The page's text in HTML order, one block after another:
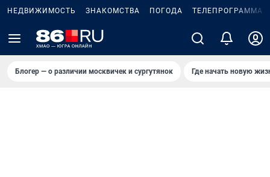
НЕДВИЖИМОСТЬ ЗНАКОМСТВА ПОГОДА ТЕЛЕПРОГРАММА
Блогер — о различии москвичек и сургутянок Где начать новую